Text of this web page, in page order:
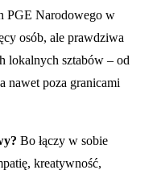
PGE Narodowego w
osób, ale prawdziwa
lokalnych sztabów – od
nawet poza granicami
Bo łączy w sobie
kreatywność,